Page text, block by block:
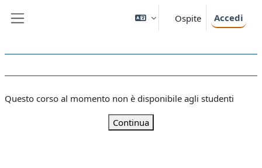
Ospite Accedi
Questo corso al momento non è disponibile agli studenti
Continua